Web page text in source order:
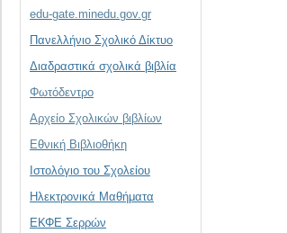
edu-gate.minedu.gov.gr
Πανελλήνιο Σχολικό Δίκτυο
Διαδραστικά σχολικά βιβλία
Φωτόδεντρο
Αρχείο Σχολικών βιβλίων
Εθνική Βιβλιοθήκη
Ιστολόγιο του Σχολείου
Ηλεκτρονικά Μαθήματα
ΕΚΦΕ Σερρών